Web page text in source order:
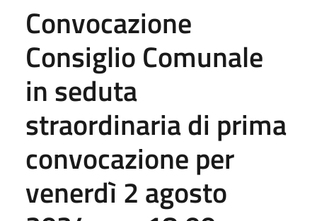
Convocazione
Consiglio Comunale
in seduta
straordinaria di prima
convocazione per
venerdì 2 agosto